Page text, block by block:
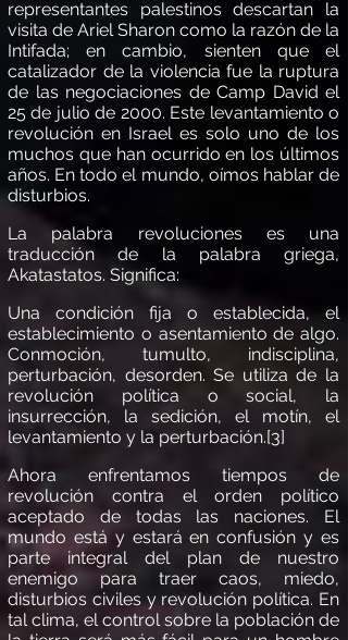
representantes palestinos descartan la
visita de Ariel Sharon como la razón de la
Intifada; en cambio, sienten que el
catalizador de la violencia fue la ruptura
de las negociaciones de Camp David el
25 de julio de 2000. Este levantamiento o
revolución en Israel es solo uno de los
muchos que han ocurrido en los últimos
años. En todo el mundo, oímos hablar de
disturbios.
La palabra revoluciones es una
traducción de la palabra griega,
Akatastatos. Significa:
Una condición fija o establecida, el
establecimiento o asentamiento de algo.
Conmoción, tumulto, indisciplina,
perturbación, desorden. Se utiliza de la
revolución política o social, la
insurrección, la sedición, el motín, el
levantamiento y la perturbación.[3]
Ahora enfrentamos tiempos de
revolución contra el orden político
aceptado de todas las naciones. El
mundo está y estaráen confusión y es
parte integral del plan de nuestro
enemigo para traer caos, miedo,
disturbios civiles y revolución política. En
tal clima, el control sobre la población de